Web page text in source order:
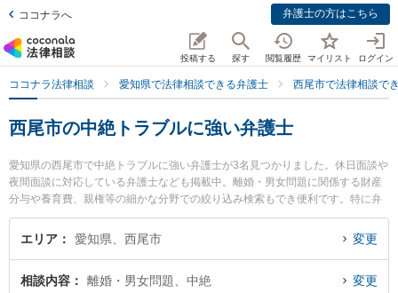
ココナラへ 弁護士の方はこちら
投稿する 探す 閲覧履歴 マイリスト ログイン
ココナラ法律相談 愛知県で法律相談できる弁護士 西尾市で法律相談で
西尾市の中絶トラブルに強い弁護士
愛知県の西尾市で中絶トラブルに強い弁護士が3名見つかりました。休日面談や
夜間面談に対応している弁護士なども掲載中。離婚・男女問題に関係する財産
分与や養育費、親権等の細かな分野での絞り込み検索もでき便利です。特に弁
護士法人坂田法律事務所の坂田 吉郎弁護士や安藤法律事務所の安藤 芳朗弁護
士、弁護士法人坂田法律事務所の髙木 卓也弁護士のプロフィール情報や弁護士
解決の実績豊富な近くの弁護士を検索したい』『初回相談無料で中絶トラブル
エリア 愛知県、西尾市 変更
相談内容 離婚・男女問題、中絶 変更